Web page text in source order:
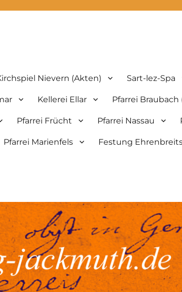
Nievern (Akten) Sart-lez-Spa
Kellerei Ellar Pfarrei
Pfarrei Frücht Pfarrei Nassau
Pfarrei Marienfels Festung